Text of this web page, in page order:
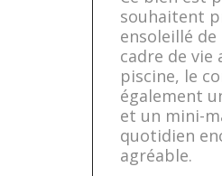
souhaitent
ensoleillé
cadre de vie
piscine, le
également
et un mini-
quotidien
agréable.